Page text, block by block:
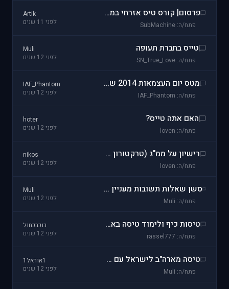
פרסום| קורס טיס אזרחי במחיר מיוחד
פתח/ה: SubMachine
Artik
לפני 11 שנים
טייס בחברת תעופה
פתח/ה: SN_True_Love
Muli
לפני 12 שנים
מטס יום העצמאות 2014 של VFS
פתח/ה: IAF_Phantom
IAF_Phantom
לפני 12 שנים
האם אתה טייס?
פתח/ה: loven
hoter
לפני 12 שנים
רישיון על ממ"ג (טרקטורון מעופף)
פתח/ה: loven
nikos
לפני 12 שנים
סשן שאלות תשובות מעניין מאד בנושא טיסה מסחרית בארה"ב
פתח/ה: Muli
Muli
לפני 12 שנים
טיסות כיף ולימוד טיסה בארצות הברית
פתח/ה: rassel777
כוכבכחול
לפני 12 שנים
טיסה מארה"ב לישראל עם ססנה 207
פתח/ה: Muli
1אוראל1
לפני 12 שנים